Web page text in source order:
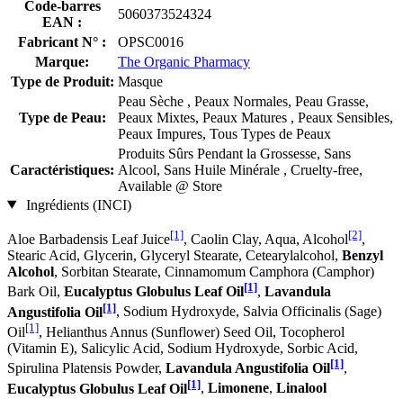
Code-barres
EAN :
5060373524324
Fabricant N° :
OPSC0016
Marque:
The Organic Pharmacy
Type de Produit: Masque
Type de Peau:
Peau Sèche , Peaux Normales, Peau Grasse,
Peaux Mixtes, Peaux Matures , Peaux Sensibles,
Peaux Impures, Tous Types de Peaux
Caractéristiques:
Produits Sûrs Pendant la Grossesse, Sans
Alcool, Sans Huile Minérale , Cruelty-free,
Available @ Store
Ingrédients (INCI)
Aloe Barbadensis Leaf Juice[1], Caolin Clay, Aqua, Alcohol[2],
Stearic Acid, Glycerin, Glyceryl Stearate, Cetearylalcohol, Benzyl
Alcohol, Sorbitan Stearate, Cinnamomum Camphora (Camphor)
Bark Oil, Eucalyptus Globulus Leaf Oil[1], Lavandula
Angustifolia Oil[1], Sodium Hydroxyde, Salvia Officinalis (Sage)
Oil[1], Helianthus Annus (Sunflower) Seed Oil, Tocopherol
(Vitamin E), Salicylic Acid, Sodium Hydroxyde, Sorbic Acid,
Spirulina Platensis Powder, Lavandula Angustifolia Oil[1],
Eucalyptus Globulus Leaf Oil[1], Limonene, Linalool